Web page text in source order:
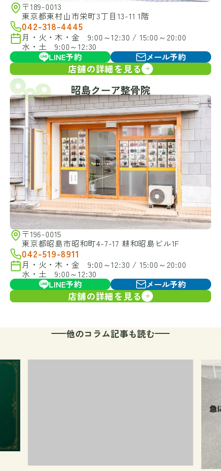
〒189-0013
東京都東村山市栄町3丁目13-11 1階
042-318-4445
月・火・木・金 9:00～12:30 / 15:00～20:00
水・土 9:00～12:30
LINE予約
メール予約
店舗の詳細を見る
昭島クーア整骨院
〒196-0015
東京都昭島市昭和町4-7-17 耕和昭島ビル1F
042-519-8911
月・火・木・金 9:00～12:30 / 15:00～20:00
水・土 9:00～12:30
LINE予約
メール予約
店舗の詳細を見る
他のコラム記事も読む